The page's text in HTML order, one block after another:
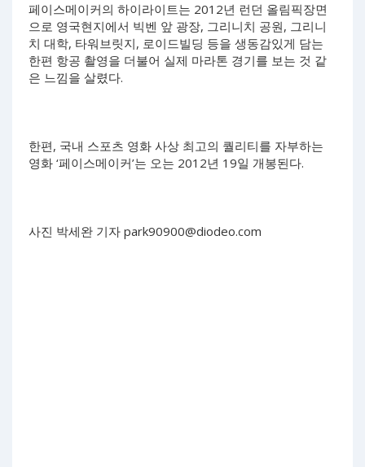
페이스메이커의 하이라이트는 2012년 런던 올림픽장면
으로 영국현지에서 빅벤 앞 광장, 그리니치 공원, 그리니
치 대학, 타워브릿지, 로이드빌딩 등을 생동감있게 담는
한편 항공 촬영을 더불어 실제 마라톤 경기를 보는 것 같
은 느낌을 살렸다.
한편, 국내 스포츠 영화 사상 최고의 퀄리티를 자부하는
영화 ‘페이스메이커’는 오는 2012년 19일 개봉된다.
사진 박세완 기자 park90900@diodeo.com